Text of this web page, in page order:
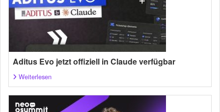
Aditus Evo jetzt offiziell in Claude verfügbar
Weiterlesen